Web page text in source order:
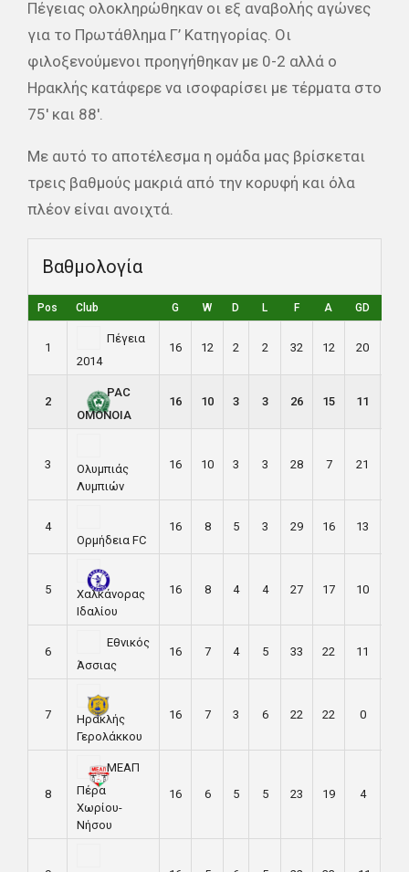
Πέγειας ολοκληρώθηκαν οι εξ αναβολής αγώνες
για το Πρωτάθλημα Γ’ Κατηγορίας. Οι
φιλοξενούμενοι προηγήθηκαν με 0-2 αλλά ο
Ηρακλής κατάφερε να ισοφαρίσει με τέρματα στο
75′ και 88′.
Με αυτό το αποτέλεσμα η ομάδα μας βρίσκεται
τρεις βαθμούς μακριά από την κορυφή και όλα
πλέον είναι ανοιχτά.
Βαθμολογία
Pos Club G W D L F A GD
1
Πέγεια
2014
16 12 2 2 32 12 20
2
PAC
ΟΜΟΝΟΙΑ
16 10 3 3 26 15 11
3
Ολυμπιάς
Λυμπιών
16 10 3 3 28 7 21
4
Ορμήδεια FC
16 8 5 3 29 16 13
5
Χαλκάνορας
Ιδαλίου
16 8 4 4 27 17 10
6
Εθνικός
Άσσιας
16 7 4 5 33 22 11
7
Ηρακλής
Γερολάκκου
16 7 3 6 22 22 0
8
ΜΕΑΠ
Πέρα
Χωρίου-
Νήσου
16 6 5 5 23 19 4